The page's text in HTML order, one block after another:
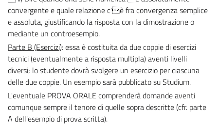
convergente e quale relazione c'è fra convergenza semplice
e assoluta, giustificando la risposta con la dimostrazione o
mediante un controesempio.
Parte B (Esercizi): essa è costituita da due coppie di esercizi
tecnici (eventualmente a risposta multipla) aventi livelli
diversi; lo studente dovrà svolgere un esercizio per ciascuna
delle due coppie. Un esempio sarà pubblicato su Studium.
L'eventuale PROVA ORALE comprenderà domande aventi
comunque sempre il tenore di quelle sopra descritte (cfr. parte
A dell'esempio di prova scritta).